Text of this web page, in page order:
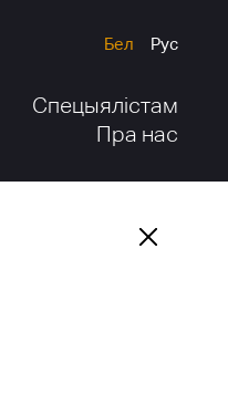
Бел Рус
Спецыялістам
Пра нас